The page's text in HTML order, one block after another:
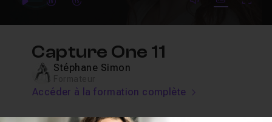
PlayForwardForward mute video
Subtitles
Capture One 11
Stéphane Simon
Accéder à la formation complète